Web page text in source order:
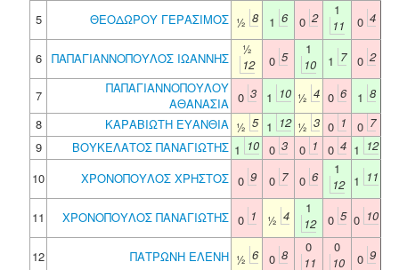
5 ΘΕΟΔΩΡΟΥ ΓΕΡΑΣΙΜΟΣ ½ 8 1 6 0 2
1
11
0 4
6 ΠΑΠΑΓΙΑΝΝΟΠΟΥΛΟΣ ΙΩΑΝΝΗΣ
½
12
0 5
1
10
1 7 0 2
7
ΠΑΠΑΓΙΑΝΝΟΠΟΥΛΟΥ
ΑΘΑΝΑΣΙΑ 0 3 1 10 ½ 4 0 6 1 8
8
ΚΑΡΑΒΙΩΤΗ ΕΥΑΝΘΙΑ ½ 5 1 12 ½ 3 0 1 0 7
9
ΒΟΥΚΕΛΑΤΟΣ ΠΑΝΑΓΙΩΤΗΣ 1 10 0 3 0 1 0 4 1 12
10
ΧΡΟΝΟΠΟΥΛΟΣ ΧΡΗΣΤΟΣ 0 9 0 7 0 6
1
12 1 11
11 ΧΡΟΝΟΠΟΥΛΟΣ ΠΑΝΑΓΙΩΤΗΣ 0 1 ½ 4
1
12
0 5 0 10
12 ΠΑΤΡΩΝΗ ΕΛΕΝΗ ½ 6 0 8
0
11
0
10
0 9